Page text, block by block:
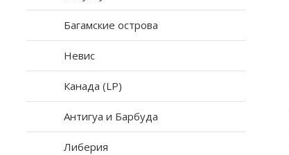
Багамские острова
Невис
Канада (LP)
Антигуа и Барбуда
Либерия